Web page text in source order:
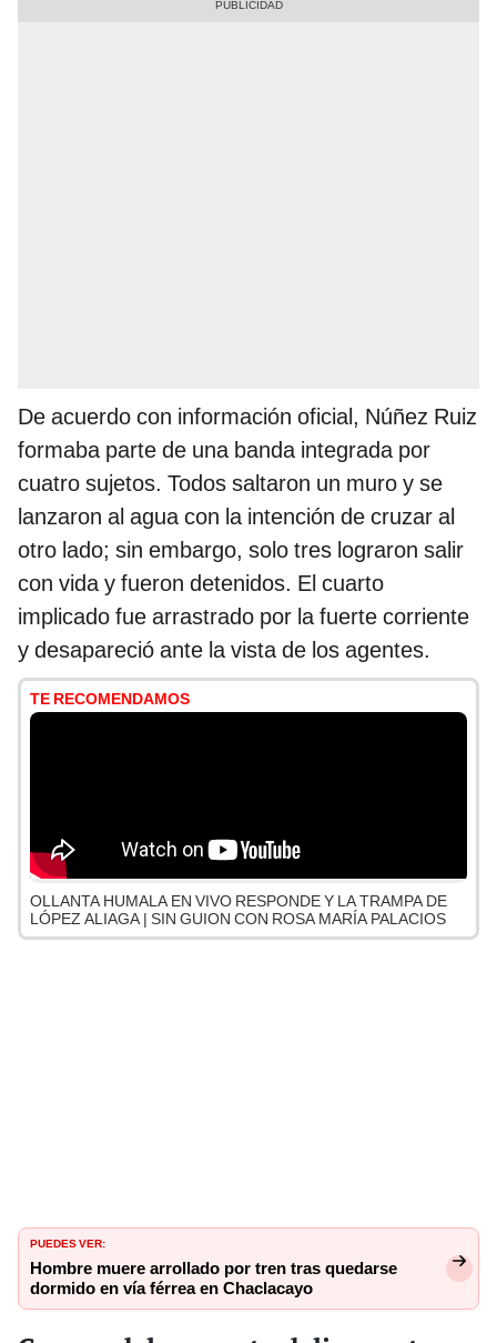
De acuerdo con información oficial, Núñez Ruiz
formaba parte de una banda integrada por
cuatro sujetos. Todos saltaron un muro y se
lanzaron al agua con la intención de cruzar al
otro lado; sin embargo, solo tres lograron salir
con vida y fueron detenidos. El cuarto
implicado fue arrastrado por la fuerte corriente
y desapareció ante la vista de los agentes.
TE RECOMENDAMOS
OLLANTA HUMALA EN VIVO RESPONDE Y LA TRAMPA DE
LÓPEZ ALIAGA | SIN GUION CON ROSA MARÍA PALACIOS
PUEDES VER:
Hombre muere arrollado por tren tras quedarse
dormido en vía férrea en Chaclacayo